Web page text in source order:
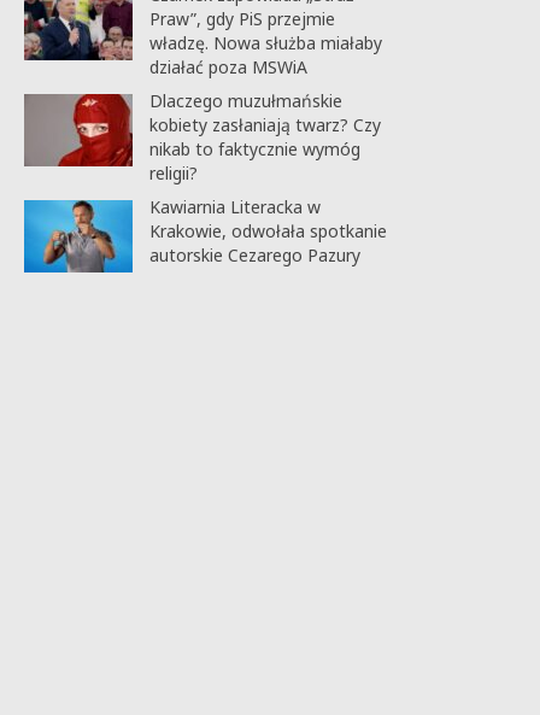
Praw”, gdy PiS przejmie
władzę. Nowa służba miałaby
działać poza MSWiA
Dlaczego muzułmańskie
kobiety zasłaniają twarz? Czy
nikab to faktycznie wymóg
religii?
Kawiarnia Literacka w
Krakowie, odwołała spotkanie
autorskie Cezarego Pazury